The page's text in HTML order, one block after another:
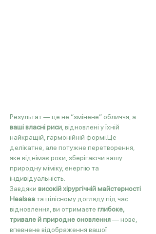
Результат — це не “змінене” обличчя, а
ваші власні риси , відновлені у їхній
найкращій, гармонійній формі.Це
делікатне, але потужне перетворення,
яке віднімає роки, зберігаючи вашу
природну міміку, енергію та
індивідуальність.
Завдяки високій хірургічній майстерності
Healsea та цілісному догляду під час
відновлення, ви отримаєте глибоке,
тривале й природне оновлення — нове,
впевнене відображення вашої